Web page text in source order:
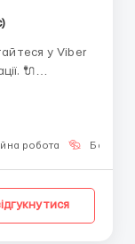
у Viber
🔌
робота Без